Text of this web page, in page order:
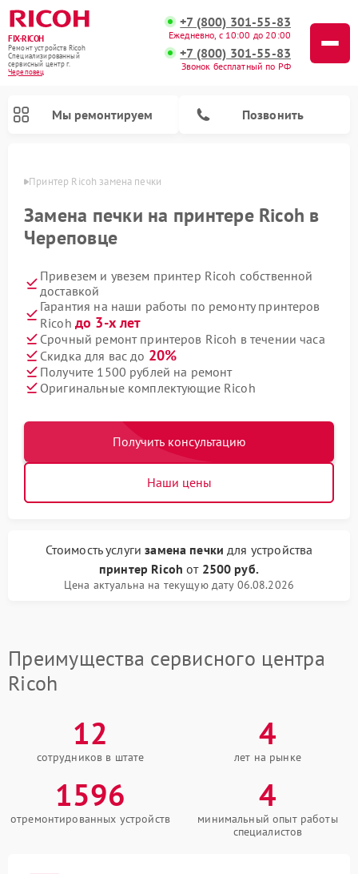
FIX-RICOH
Ремонт устройств Ricoh
Специализированный
cервисный центр г.
Череповец
+7 (800) 301-55-83
Ежедневно, с 10:00 до 20:00
+7 (800) 301-55-83
Звонок бесплатный по РФ
Мы ремонтируем Позвонить
Принтер Ricoh замена печки
Замена печки на принтере Ricoh в
Череповце
Привезем и увезем принтер Ricoh собственной
доставкой
Гарантия на наши работы по ремонту принтеров
Ricoh до 3-х лет
Срочный ремонт принтеров Ricoh в течении часа
Скидка для вас до 20%
Получите 1500 рублей на ремонт
Оригинальные комплектующие Ricoh
Получить консультацию
Наши цены
Стоимость услугизамена печки для устройства
принтер Ricoh от 2500 руб.
Цена актуальна на текущую дату 06.08.2026
Преимущества сервисного центра
Ricoh
12
сотрудников в штате
4
лет на рынке
1596
отремонтированных устройств
4
минимальный опыт работы
специалистов